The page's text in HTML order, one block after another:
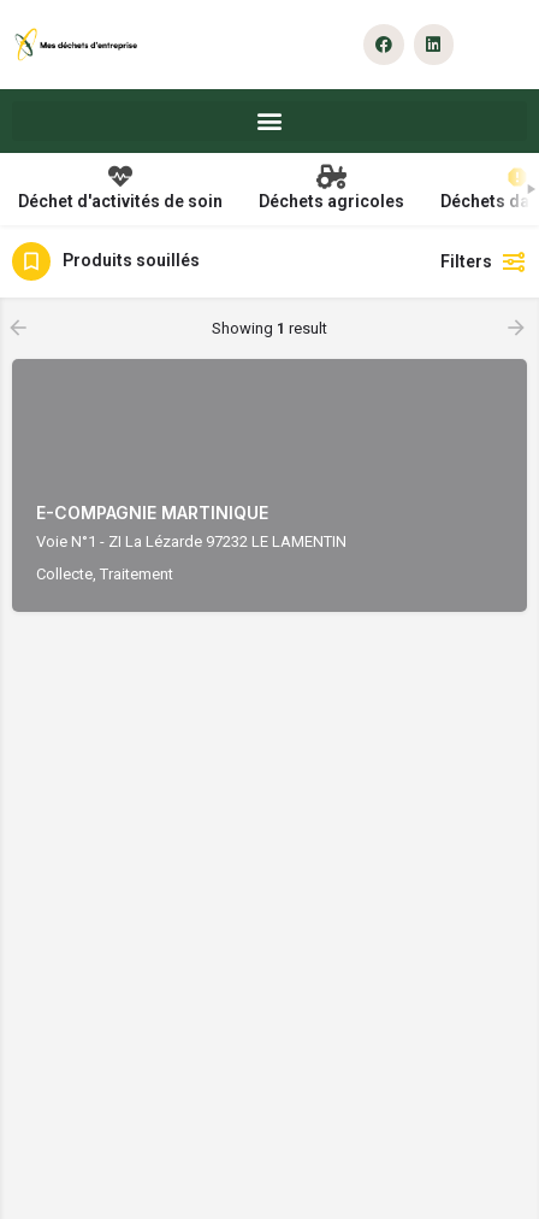
Déchet d'activités de soin Déchets agricoles Déchets
Produits souillés Filters
Showing 1 result
E-COMPAGNIE MARTINIQUE
Voie N°1 - ZI La Lézarde 97232 LE LAMENTIN
Collecte, Traitement